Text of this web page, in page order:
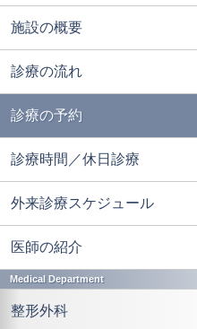
施設の概要
診療の流れ
診療の予約
診療時間／休日診療
外来診療スケジュール
医師の紹介
Medical Department
整形外科